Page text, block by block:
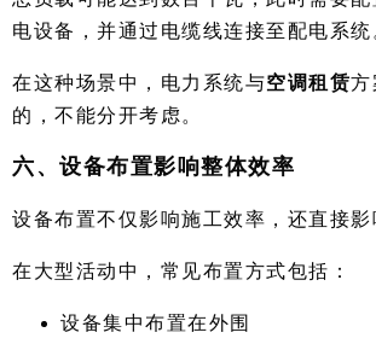
电设备，并通过电缆线连接至配电系统
在这种场景中，电力系统与空调租赁方
的，不能分开考虑。
六、设备布置影响整体效率
设备布置不仅影响施工效率，还直接影
在大型活动中，常见布置方式包括：
设备集中布置在外围